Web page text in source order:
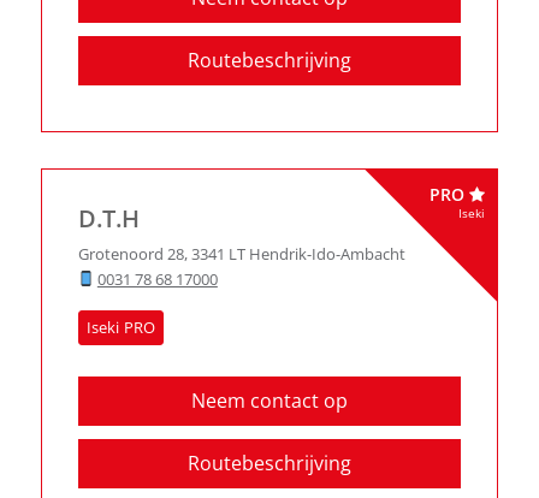
Routebeschrijving
D.T.H
Grotenoord 28,3341 LT Hendrik-Ido-Ambacht
0031 78 68 17000
Iseki
Neem contact op
Routebeschrijving
PRO
Iseki